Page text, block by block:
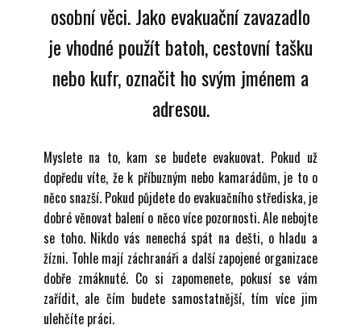
osobní věci. Jako evakuační zavazadlo
je vhodné použít batoh, cestovní tašku
nebo kufr, označit ho svým jménem a
adresou.
Myslete na to, kam se budete evakuovat. Pokud už
dopředu víte, že k příbuzným nebo kamarádům, je to o
něco snazší. Pokud půjdete do evakuačního střediska, je
dobré věnovat balení o něco více pozornosti. Ale nebojte
se toho. Nikdo vás nenechá spát na dešti, o hladu a
žízni. Tohle mají záchranáři a další zapojené organizace
dobře zmáknuté. Co si zapomenete, pokusí se vám
zařídit, ale čím budete samostatnější, tím více jim
ulehčíte práci.